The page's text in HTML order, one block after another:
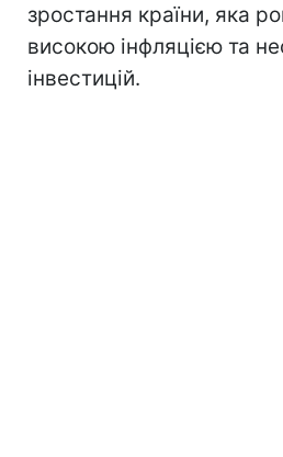
зростання країни, яка
високою інфляцією та
інвестицій.